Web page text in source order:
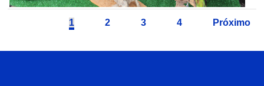
1 2 3 4 Próximo